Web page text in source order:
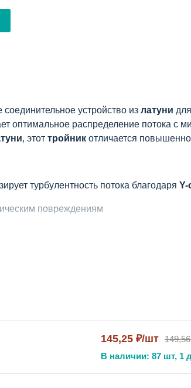
устройство из латуни
оптимальное распределение потока с
, этот тройник отличается
турбулентность потока благодаря Y-
повреждениям
145,25 ₽/шт
В наличии: 87 шт, 1